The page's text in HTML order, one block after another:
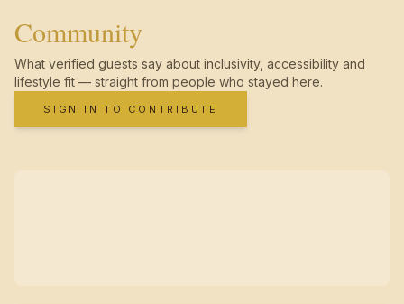
Community
What verified guests say about inclusivity, accessibility and
lifestyle fit — straight from people who stayed here.
SIGN IN TO CONTRIBUTE